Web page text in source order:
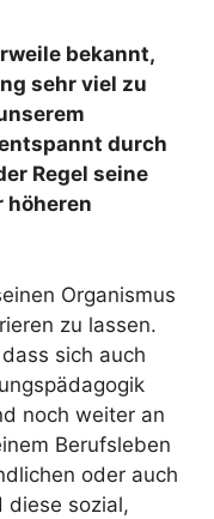
bekannt,
sehr viel zu
durch
Regel seine
höheren
Organismus
zu lassen.
sich auch
noch weiter an
Berufsleben
oder auch
diese sozial,